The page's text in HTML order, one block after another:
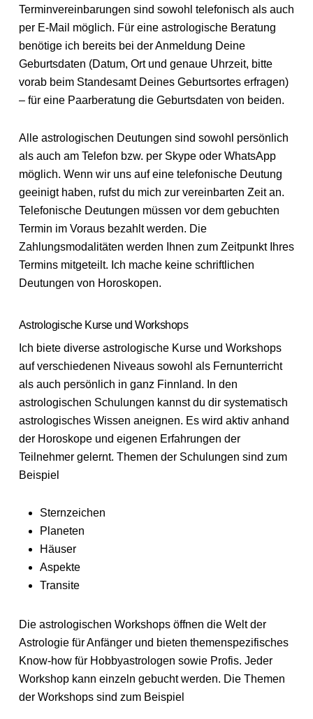
Terminvereinbarungen sind sowohl telefonisch als auch
per E-Mail möglich. Für eine astrologische Beratung
benötige ich bereits bei der Anmeldung Deine
Geburtsdaten (Datum, Ort und genaue Uhrzeit, bitte
vorab beim Standesamt Deines Geburtsortes erfragen)
– für eine Paarberatung die Geburtsdaten von beiden.
Alle astrologischen Deutungen sind sowohl persönlich
als auch am Telefon bzw. per Skype oder WhatsApp
möglich. Wenn wir uns auf eine telefonische Deutung
geeinigt haben, rufst du mich zur vereinbarten Zeit an.
Telefonische Deutungen müssen vor dem gebuchten
Termin im Voraus bezahlt werden. Die
Zahlungsmodalitäten werden Ihnen zum Zeitpunkt Ihres
Termins mitgeteilt. Ich mache keine schriftlichen
Deutungen von Horoskopen.
Astrologische Kurse und Workshops
Ich biete diverse astrologische Kurse und Workshops
auf verschiedenen Niveaus sowohl als Fernunterricht
als auch persönlich in ganz Finnland. In den
astrologischen Schulungen kannst du dir systematisch
astrologisches Wissen aneignen. Es wird aktiv anhand
der Horoskope und eigenen Erfahrungen der
Teilnehmer gelernt. Themen der Schulungen sind zum
Beispiel
Sternzeichen
Planeten
Häuser
Aspekte
Transite
Die astrologischen Workshops öffnen die Welt der
Astrologie für Anfänger und bieten themenspezifisches
Know-how für Hobbyastrologen sowie Profis. Jeder
Workshop kann einzeln gebucht werden. Die Themen
der Workshops sind zum Beispiel